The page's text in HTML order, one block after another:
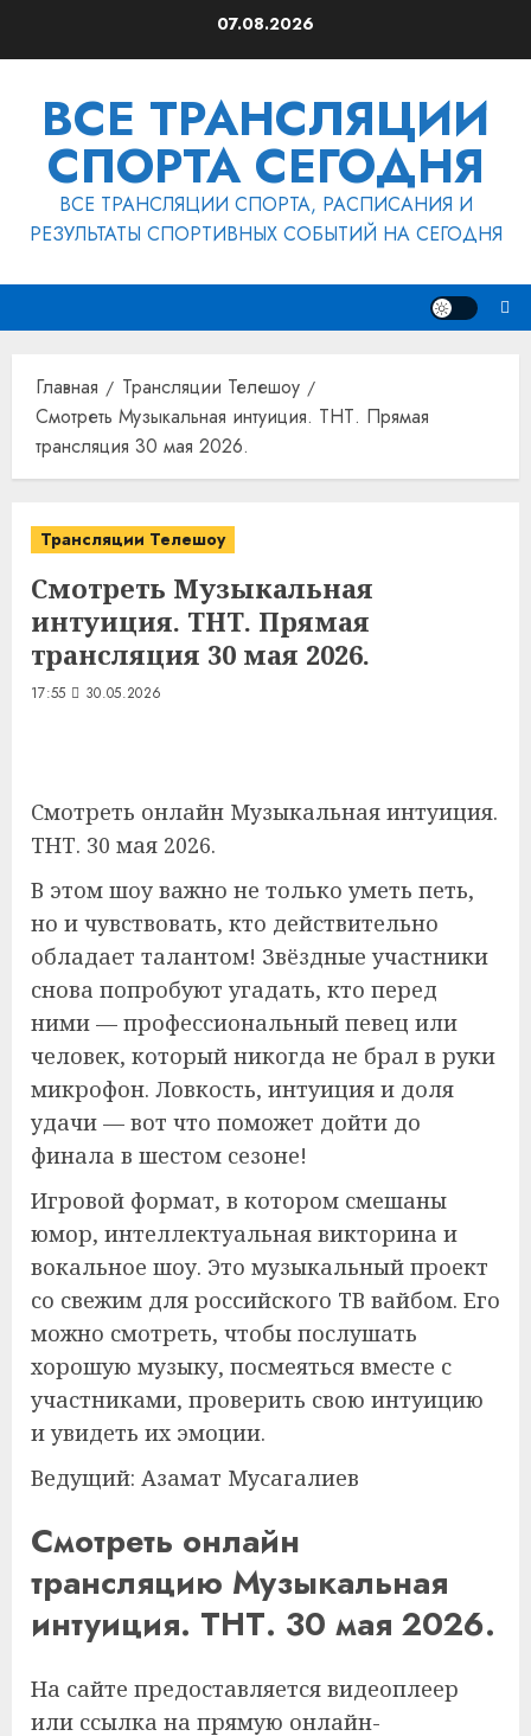
07.08.2026
ВСЕ ТРАНСЛЯЦИИ
СПОРТА СЕГОДНЯ
ВСЕ ТРАНСЛЯЦИИ СПОРТА, РАСПИСАНИЯ И
РЕЗУЛЬТАТЫ СПОРТИВНЫХ СОБЫТИЙ НА СЕГОДНЯ
Главная
Трансляции Телешоу
Смотреть Музыкальная интуиция. ТНТ. Прямая
трансляция 30 мая 2026.
Трансляции Телешоу
Смотреть Музыкальная
интуиция. ТНТ. Прямая
трансляция 30 мая 2026.
17:55 30.05.2026
Смотреть онлайн Музыкальная интуиция.
ТНТ. 30 мая 2026.
В этом шоу важно не только уметь петь,
но и чувствовать, кто действительно
обладает талантом! Звёздные участники
снова попробуют угадать, кто перед
ними — профессиональный певец или
человек, который никогда не брал в руки
микрофон. Ловкость, интуиция и доля
удачи — вот что поможет дойти до
финала в шестом сезоне!
Игровой формат, в котором смешаны
юмор, интеллектуальная викторина и
вокальное шоу. Это музыкальный проект
со свежим для российского ТВ вайбом. Его
можно смотреть, чтобы послушать
хорошую музыку, посмеяться вместе с
участниками, проверить свою интуицию
и увидеть их эмоции.
Ведущий: Азамат Мусагалиев
Смотреть онлайн
трансляцию Музыкальная
интуиция. ТНТ. 30 мая 2026.
На сайте предоставляется видеоплеер
или ссылка на прямую онлайн-